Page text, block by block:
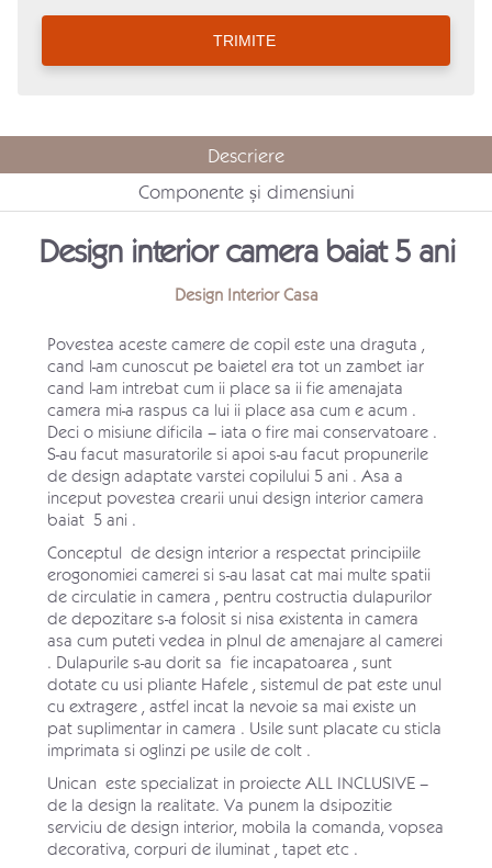
Descriere
Componente și dimensiuni
Design interior camera baiat 5 ani
Design Interior Casa
Povestea aceste camere de copil este una draguta ,
cand l-am cunoscut pe baietel era tot un zambet iar
cand l-am intrebat cum ii place sa ii fie amenajata
camera mi-a raspus ca lui ii place asa cum e acum .
Deci o misiune dificila – iata o fire mai conservatoare .
S-au facut masuratorile si apoi s-au facut propunerile
de design adaptate varstei copilului 5 ani . Asa a
inceput povestea crearii unui design interior camera
baiat 5 ani .
Conceptul de design interior a respectat principiile
erogonomiei camerei si s-au lasat cat mai multe spatii
de circulatie in camera , pentru costructia dulapurilor
de depozitare s-a folosit si nisa existenta in camera
asa cum puteti vedea in plnul de amenajare al camerei
. Dulapurile s-au dorit sa fie incapatoarea , sunt
dotate cu usi pliante Hafele , sistemul de pat este unul
cu extragere , astfel incat la nevoie sa mai existe un
pat suplimentar in camera . Usile sunt placate cu sticla
imprimata si oglinzi pe usile de colt .
Unican este specializat in proiecte ALL INCLUSIVE –
de la design la realitate. Va punem la dsipozitie
serviciu de design interior, mobila la comanda, vopsea
decorativa, corpuri de iluminat , tapet etc .